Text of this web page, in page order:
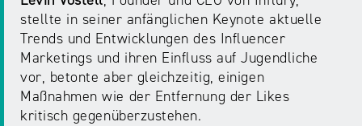
NRW
Werbung
Preis
für
mediale
Partizipation
Anfahrt
stellte in seiner anfänglichen Keynote aktuelle
Trends und Entwicklungen des Influencer
Marketings und ihren Einfluss auf Jugendliche
vor, betonte aber gleichzeitig, einigen
Maßnahmen wie der Entfernung der Likes
kritisch gegenüberzustehen.